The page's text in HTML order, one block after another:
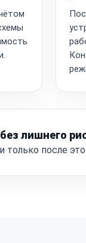
лишнего
только после